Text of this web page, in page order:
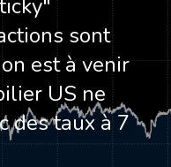
sont
est à venir
US ne
des taux à 7